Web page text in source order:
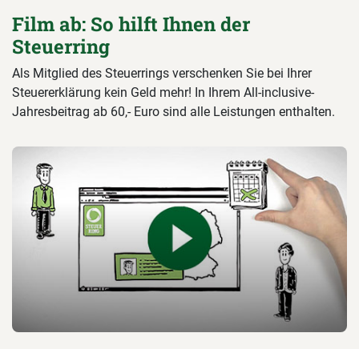
Film ab: So hilft Ihnen der
Steuerring
Als Mitglied des Steuerrings verschenken Sie bei Ihrer
Steuererklärung kein Geld mehr! In Ihrem All-inclusive-
Jahresbeitrag ab 60,- Euro sind alle Leistungen enthalten.